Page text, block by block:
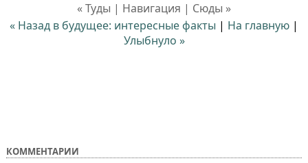
« Туды | Навигация | Сюды »
« Назад в будущее: интересные факты | На главную |
Улыбнуло »
КОММЕНТАРИИ